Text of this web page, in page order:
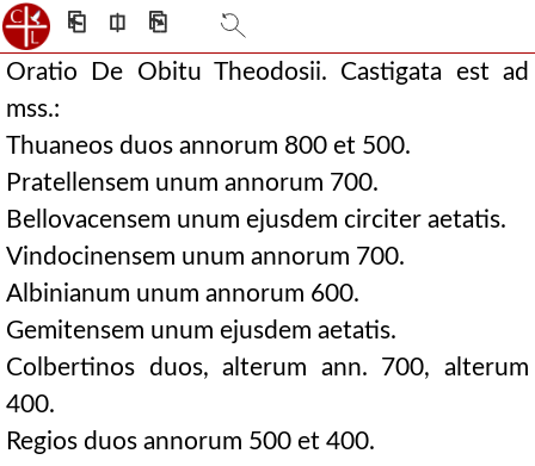
⎗ ⎅ ⎘
Oratio De Obitu Theodosii. Castigata est ad
mss.:
Thuaneos duos annorum 800 et 500.
Pratellensem unum annorum 700.
Bellovacensem unum ejusdem circiter aetatis.
Vindocinensem unum annorum 700.
Albinianum unum annorum 600.
Gemitensem unum ejusdem aetatis.
Colbertinos duos, alterum ann. 700, alterum
400.
Regios duos annorum 500 et 400.